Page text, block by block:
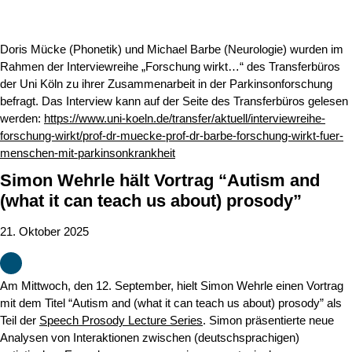
Doris Mücke (Phonetik) und Michael Barbe (Neurologie) wurden im
Rahmen der Interviewreihe „Forschung wirkt…“ des Transferbüros
der Uni Köln zu ihrer Zusammenarbeit in der Parkinsonforschung
befragt. Das Interview kann auf der Seite des Transferbüros gelesen
werden: https://www.uni-koeln.de/transfer/aktuell/interviewreihe-
forschung-wirkt/prof-dr-muecke-prof-dr-barbe-forschung-wirkt-fuer-
menschen-mit-parkinsonkrankheit
Simon Wehrle hält Vortrag “Autism and
(what it can teach us about) prosody”
21. Oktober 2025
Am Mittwoch, den 12. September, hielt Simon Wehrle einen Vortrag
mit dem Titel “Autism and (what it can teach us about) prosody” als
Teil der Speech Prosody Lecture Series. Simon präsentierte neue
Analysen von Interaktionen zwischen (deutschsprachigen)